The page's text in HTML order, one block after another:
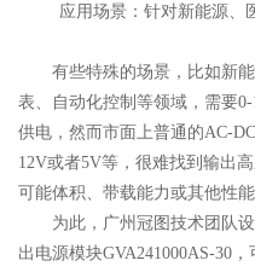
应用场景：针对新能源、
有些特殊的场景，比如新
表、自动化控制等领域，需要0-
供电，然而市面上普通的AC-DC
12V或者5V等，很难找到输出
可能体积、带载能力或其他性
为此，广州冠图技术团队
出电源模块GVA241000AS-30